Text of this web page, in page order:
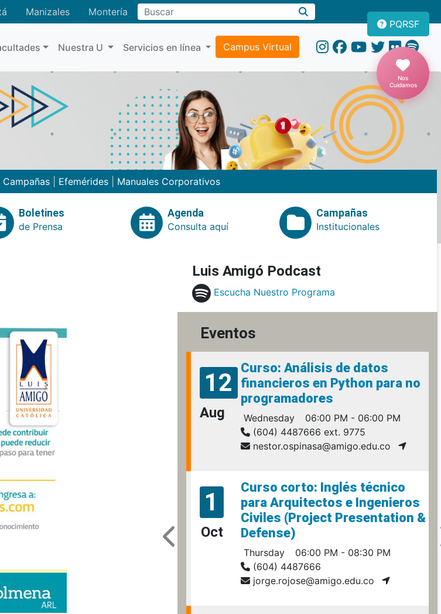
Manizales MonteríaBuscar
Nuestra U Servicios en línea Campus Virtual
PQRSF
Nos
Cuidamos
Campañas Efemérides Manuales Corporativos
Boletines
de Prensa
Agenda
Consulta aquí
Campañas
Institucionales
Luis Amigó Podcast
Escucha Nuestro Programa
Eventos
12
Aug
Curso: Análisis de datos
financieros en Python para no
programadores
Wednesday
06:00 PM - 06:00 PM
(604) 4487666 ext. 9775
nestor.ospinasa@amigo.edu.co
1
Oct
Curso corto: Inglés técnico
para Arquitectos e Ingenieros
Civiles (Project Presentation &
Defense)
Thursday
06:00 PM - 08:30 PM
(604) 4487666
jorge.rojose@amigo.edu.co